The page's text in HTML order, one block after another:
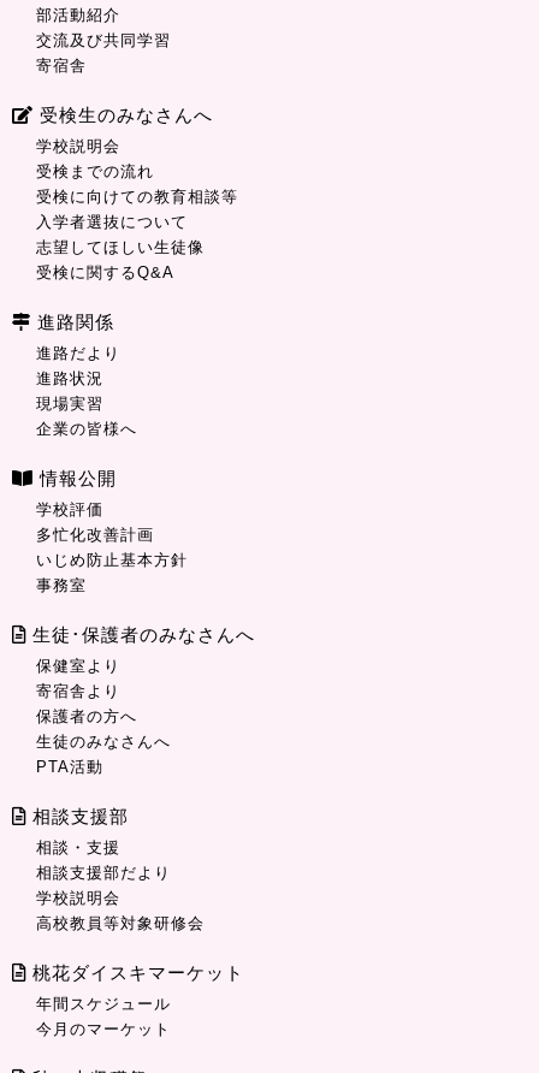
部活動紹介
交流及び共同学習
寄宿舎
受検生のみなさんへ
学校説明会
受検までの流れ
受検に向けての教育相談等
入学者選抜について
志望してほしい生徒像
受検に関するQ&A
進路関係
進路だより
進路状況
現場実習
企業の皆様へ
情報公開
学校評価
多忙化改善計画
いじめ防止基本方針
事務室
生徒･保護者のみなさんへ
保健室より
寄宿舎より
保護者の方へ
生徒のみなさんへ
PTA活動
相談支援部
相談・支援
相談支援部だより
学校説明会
高校教員等対象研修会
桃花ダイスキマーケット
年間スケジュール
今月のマーケット